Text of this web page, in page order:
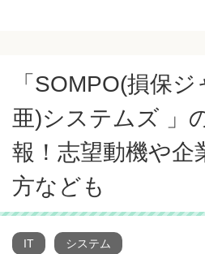
「SOMPO(損保
亜)システムズ 」
報！志望動機や企
方なども
IT システム